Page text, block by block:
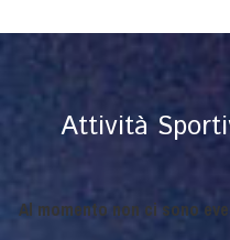
Attività
Al momento non ci sono